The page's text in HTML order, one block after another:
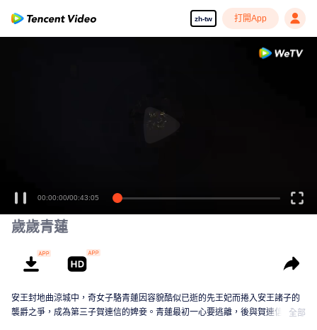
zh-tw 打開App
00:00:00/00:43:05
歲歲青蓮
安王封地曲涼城中，奇女子駱青蓮因容貌酷似已逝的先王妃而捲入安王諸子的
襲爵之爭，成為第三子賀連信的婢妾。青蓮最初一心要逃離，後與賀連信歷經
全部